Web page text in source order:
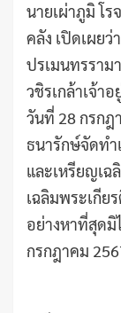
นายเผ่าภูมิ โร
คลัง เปิดเผย
ปรเมนทรรา
วชิรเกล้าเจ้า
วันที่ 28 กรกฎ
ธนารักษ์จัดท
และเหรียญเฉ
เฉลิมพระเกี
อย่างหาที่สุดมิ
กรกฎาคม